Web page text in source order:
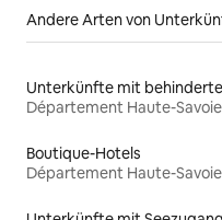
Andere Arten von
Département Haute-Savoie
Boutique-Hotels
Département Haute-Savoie